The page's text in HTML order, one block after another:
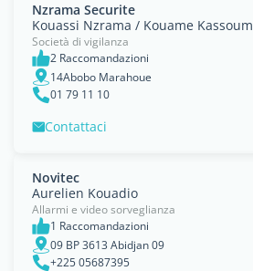
Nzrama Securite
Kouassi Nzrama / Kouame Kassoum
Società di vigilanza
2 Raccomandazioni
14Abobo Marahoue
01 79 11 10
Contattaci
Novitec
Aurelien Kouadio
Allarmi e video sorveglianza
1 Raccomandazioni
09 BP 3613 Abidjan 09
+225 05687395